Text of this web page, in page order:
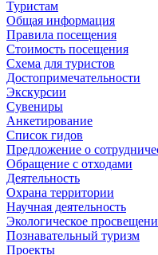
Туристам
Общая информация
Правила посещения
Стоимость посещения
Схема для туристов
Достопримечательности
Экскурсии
Сувениры
Анкетирование
Список гидов
Предложение о
Обращение с отходами
Деятельность
Охрана территории
Научная деятельность
Экологическое
Познавательный туризм
Проекты